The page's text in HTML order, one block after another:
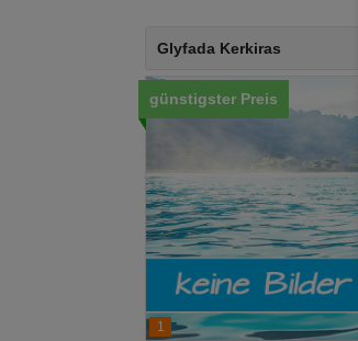
Glyfada Kerkiras
1
günstigster Preis